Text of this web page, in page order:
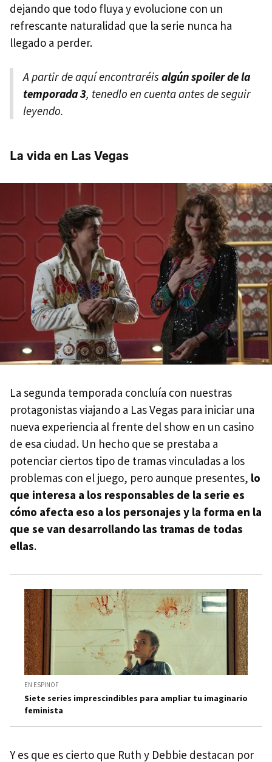
dejando que todo fluya y evolucione con un
refrescante naturalidad que la serie nunca ha
llegado a perder.
A partir de aquí encontraréis algún spoiler de la
temporada 3, tenedlo en cuenta antes de seguir
leyendo.
La vida en Las Vegas
La segunda temporada concluía con nuestras
protagonistas viajando a Las Vegas para iniciar una
nueva experiencia al frente del show en un casino
de esa ciudad. Un hecho que se prestaba a
potenciar ciertos tipo de tramas vinculadas a los
problemas con el juego, pero aunque presentes, lo
que interesa a los responsables de la serie es
cómo afecta eso a los personajes y la forma en la
que se van desarrollando las tramas de todas
ellas.
EN ESPINOF
Siete series imprescindibles para ampliar tu imaginario
feminista
Y es que es cierto que Ruth y Debbie destacan por